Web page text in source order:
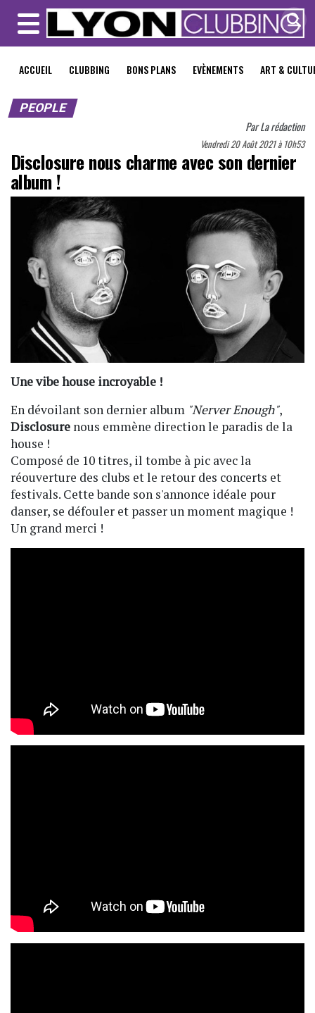
MENU
ACCUEIL CLUBBING BONS PLANS EVÈNEMENTS ART &
PEOPLE
ParLa rédaction
Vendredi 20 Août 2021 à 10h53
Disclosure nous charme avec son dernier
album !
Une vibe house incroyable !
En dévoilant son dernier album "Nerver Enough",
Disclosure nous emmène direction le paradis de la
house !
Composé de 10 titres, il tombe à pic avec la
réouverture des clubs et le retour des concerts et
festivals. Cette bande son s'annonce idéale pour
danser, se défouler et passer un moment magique !
Un grand merci !